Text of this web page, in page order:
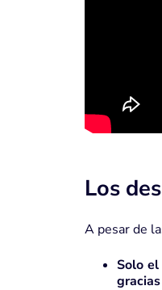
Los
A pesar de
Solo